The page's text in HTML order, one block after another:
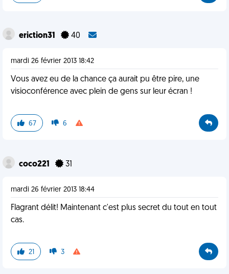
eriction31 40
mardi 26 février 2013 18:42
Vous avez eu de la chance ça aurait pu être pire, une
visioconférence avec plein de gens sur leur écran !
67 6
coco221 31
mardi 26 février 2013 18:44
Flagrant délit! Maintenant c'est plus secret du tout en tout
cas.
21 3